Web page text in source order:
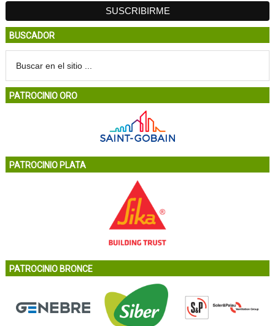
BUSCADOR
PATROCINIO ORO
PATROCINIO PLATA
PATROCINIO BRONCE